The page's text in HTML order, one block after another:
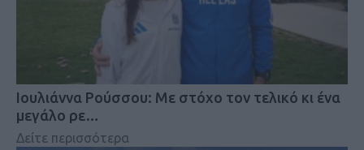
Iουλιάννα Ρούσσου: Με στόχο τον τελικό κι ένα
μεγάλο ρε…
Δείτε περισσότερα